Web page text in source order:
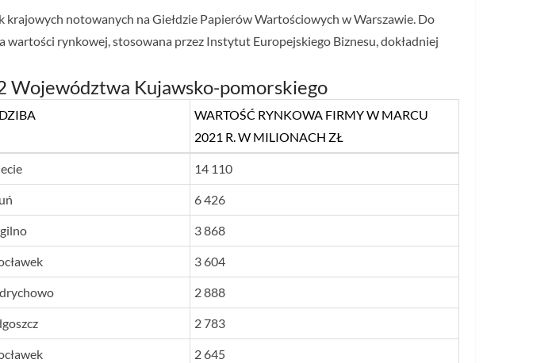
notowanych na Giełdzie Papierów Wartościowych w Warszawie. Do
rynkowej, stosowana przez Instytut Europejskiego Biznesu, dokładniej
Województwa Kujawsko-pomorskiego
WARTOŚĆ RYNKOWA FIRMY W MARCU
2021 R. W MILIONACH ZŁ
WARTOŚĆ RYNKOWA FIRMY W MARCU
2021 R. W MILIONACH ZŁ
14 110
6 426
3 868
3 604
2 888
2 783
2 645